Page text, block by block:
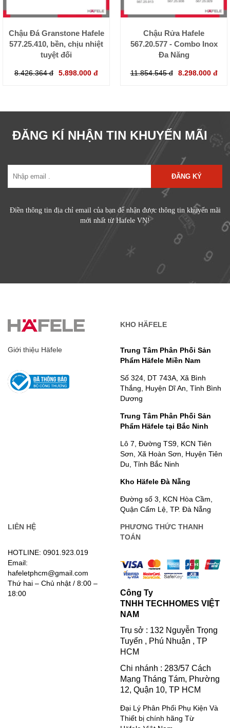
Chậu Đá Granstone Hafele
577.25.410, bền, chịu nhiệt
tuyệt đối
8.426.364 đ 5.898.000 đ
Chậu Rửa Hafele
567.20.577 - Combo Inox
Đa Năng
11.854.545 đ 8.298.000 đ
ĐĂNG KÍ NHẬN TIN KHUYẾN MÃI
ĐĂNG KÝ
Điền thông tin địa chỉ email của bạn để nhận được thông tin khuyến mãi
mới nhất từ Hafele VN!
Giới thiệu Häfele
KHO HÄFELE
Trung Tâm Phân Phối Sản
Phẩm Häfele Miền Nam
Số 324, DT 743A, Xã Bình
Thắng, Huyện Dĩ An, Tỉnh Bình
Dương
Trung Tâm Phân Phối Sản
Phẩm Häfele tại Bắc Ninh
Lô 7, Đường TS9, KCN Tiên
Sơn, Xã Hoàn Sơn, Huyện Tiên
Du, Tỉnh Bắc Ninh
Kho Häfele Đà Nẵng
Đường số 3, KCN Hòa Cầm,
Quận Cẩm Lệ, TP. Đà Nẵng
LIÊN HỆ
HOTLINE: 0901.923.019
Email:
hafeletphcm@gmail.com
Thứ hai – Chủ nhật / 8:00 –
18:00
PHƯƠNG THỨC THANH
TOÁN
Công Ty
TNHH TECHHOMES VIỆT
NAM
Trụ sở : 132 Nguyễn Trọng
Tuyển , Phú Nhuận , TP
HCM
Chi nhánh : 283/57 Cách
Mạng Tháng Tám, Phường
12, Quận 10, TP HCM
Đại Lý Phân Phối Phụ Kiện Và
Thiết bị chính hãng Từ